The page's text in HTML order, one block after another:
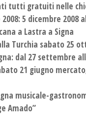
tutti gratuiti nelle
5 dicembre 2008
a Lastra a Signa
Turchia sabato 25
dal 27 settembre
21 giugno
musicale-
Amado”